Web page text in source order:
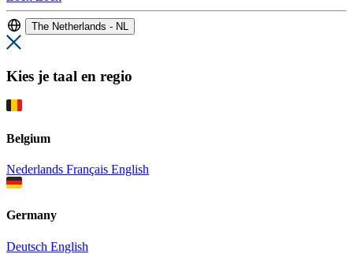
The Netherlands - NL
Kies je taal en regio
Belgium
Nederlands Français English
Germany
Deutsch English